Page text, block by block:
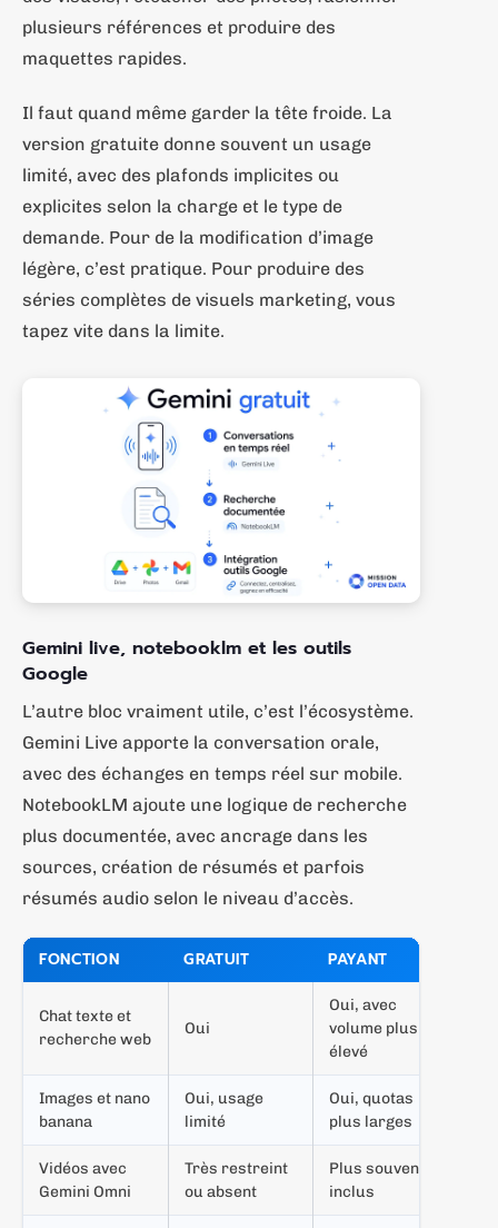
plusieurs références et produire des
maquettes rapides.
Il faut quand même garder la tête froide. La
version gratuite donne souvent un usage
limité, avec des plafonds implicites ou
explicites selon la charge et le type de
demande. Pour de la modification d’image
légère, c’est pratique. Pour produire des
séries complètes de visuels marketing, vous
tapez vite dans la limite.
Gemini live, notebooklm et les outils
Google
L’autre bloc vraiment utile, c’est l’écosystème.
Gemini Live apporte la conversation orale,
avec des échanges en temps réel sur mobile.
NotebookLM ajoute une logique de recherche
plus documentée, avec ancrage dans les
sources, création de résumés et parfois
résumés audio selon le niveau d’accès.
FONCTION GRATUIT PAYANT
Chat texte et
recherche web
Oui
Oui, avec
volume plus
élevé
Images et nano
banana
Oui, usage
limité
Oui, quotas
plus larges
Vidéos avec
Gemini Omni
Très restreint
ou absent
Plus souvent
inclus